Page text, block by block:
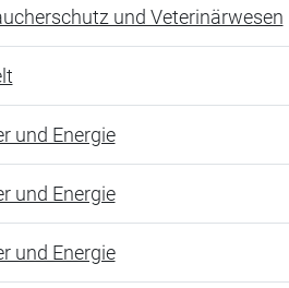
und Veterinärwesen
und Energie
und Energie
und Energie